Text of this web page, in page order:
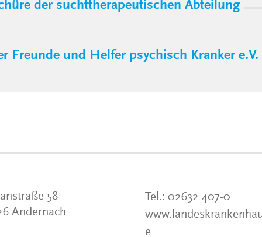
der suchttherapeutischen Abteilung
Freunde und Helfer psychisch Kranker e.V.
58
Andernach
Tel.: 02632 407-0
e